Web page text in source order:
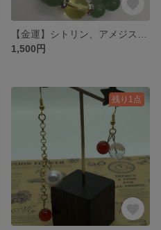
1,500円
残り1点